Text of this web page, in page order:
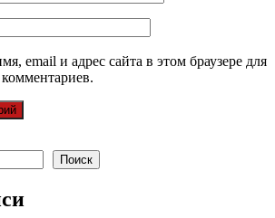
email и адрес сайта в этом браузере для
Поиск